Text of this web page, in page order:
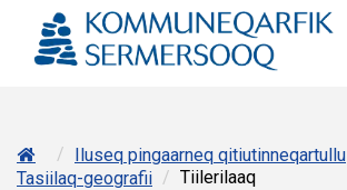
/ Iluseq pingaarneq qitiutinneqartullu
Tasiilaq-geografii / Tiilerilaaq